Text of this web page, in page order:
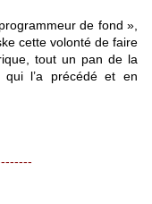
de fond »,
cette volonté de faire
tout un pan de la
qui l’a précédé et en